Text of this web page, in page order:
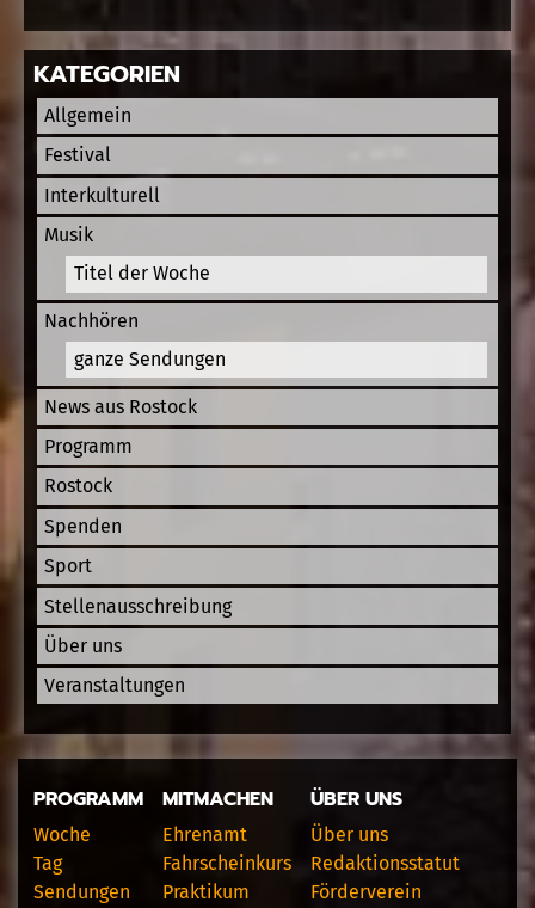
KATEGORIEN
Allgemein
Festival
Interkulturell
Musik
Titel der Woche
Nachhören
ganze Sendungen
News aus Rostock
Programm
Rostock
Spenden
Sport
Stellenausschreibung
Über uns
Veranstaltungen
PROGRAMM
Woche
Tag
Sendungen
MITMACHEN
Ehrenamt
Fahrscheinkurs
Praktikum
ÜBER UNS
Über uns
Redaktionsstatut
Förderverein